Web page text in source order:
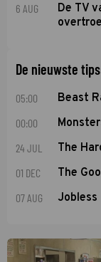
6 AUG
De TV
De nieuwste
05:00 Beast
00:00
24 JUL The
01 DEC The
07 AUG Jobless